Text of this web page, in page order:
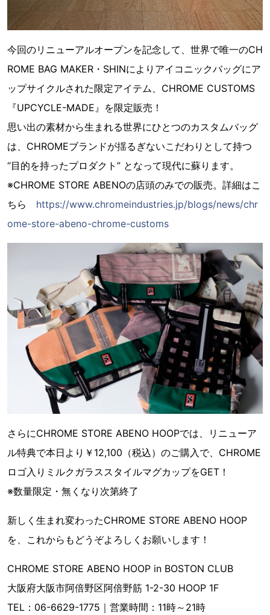
今回のリニューアルオープンを記念して、世界で唯一のCH
ROME BAG MAKER・SHINによりアイコニックバッグにア
ップサイクルされた限定アイテム、CHROME CUSTOMS
『UPCYCLE-MADE』を限定販売！
思い出の素材から生まれる世界にひとつのカスタムバッグ
は、CHROMEブランドが揺るぎないこだわりとして持つ
“目的を持ったプロダクト” となって現代に蘇ります。
※CHROME STORE ABENOの店頭のみでの販売。詳細はこ
ちら https://www.chromeindustries.jp/blogs/news/chr
ome-store-abeno-chrome-customs
さらにCHROME STORE ABENO HOOPでは、リニューア
ル特典で本日より￥12,100（税込）のご購入で、CHROME
ロゴ入りミルクガラススタイルマグカップをGET！
※数量限定・無くなり次第終了
新しく生まれ変わったCHROME STORE ABENO HOOP
を、これからもどうぞよろしくお願いします！
CHROME STORE ABENO HOOP in BOSTON CLUB
大阪府大阪市阿倍野区阿倍野筋 1-2-30 HOOP 1F
TEL：06-6629-1775｜営業時間：11時～21時